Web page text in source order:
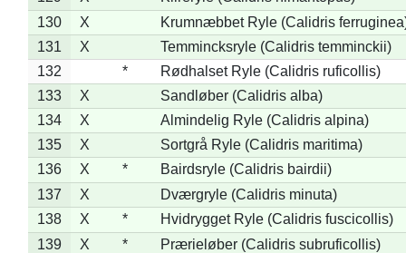
130
X
Krumnæbbet Ryle (Calidris
131
X
Temmincksryle (Calidris temminckii)
132
*
Rødhalset Ryle (Calidris ruficollis)
133
X
Sandløber (Calidris alba)
134
X
Almindelig Ryle (Calidris alpina)
135
X
Sortgrå Ryle (Calidris maritima)
136
X *
Bairdsryle (Calidris bairdii)
137
X
Dværgryle (Calidris minuta)
138
X *
Hvidrygget Ryle (Calidris fuscicollis)
139
X * Prærieløber (Calidris subruficollis)